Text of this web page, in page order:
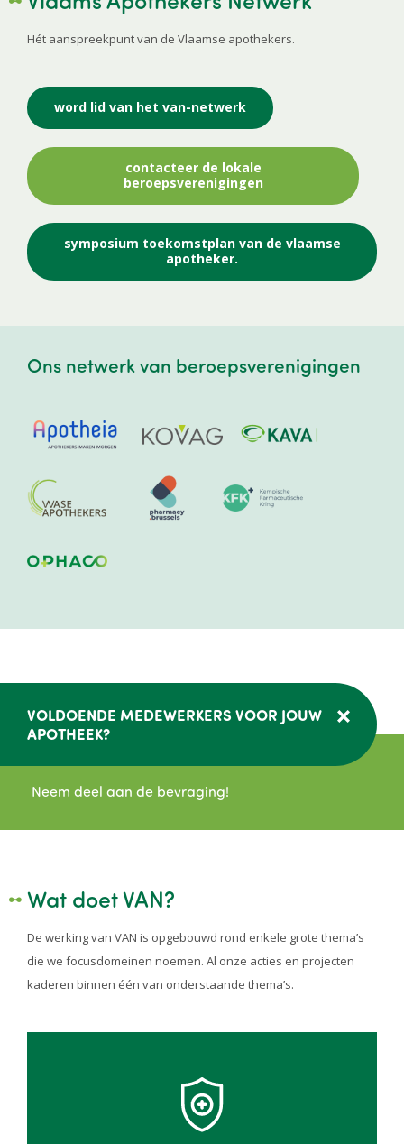
Hét aanspreekpunt van de Vlaamse apothekers.
word lid van het van-netwerk
contacteer de lokale
beroepsverenigingen
symposium toekomstplan van de vlaamse
apotheker.
Ons netwerk van beroepsverenigingen
Image Image Image
Image Image Image
VOLDOENDE MEDEWERKERS VOOR JOUW
APOTHEEK?
Neem deel aan de bevraging!
Wat doet VAN?
De werking van VAN is opgebouwd rond enkele grote thema’s
die we focusdomeinen noemen. Al onze acties en projecten
kaderen binnen één van onderstaande thema’s.